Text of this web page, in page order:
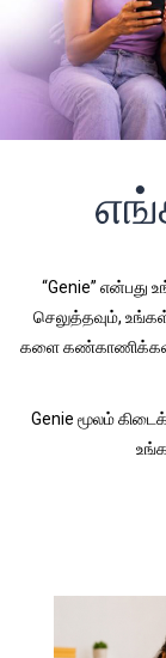
“Genie” என்பது
செலுத்தவும்,
களை
Genie மூலம்